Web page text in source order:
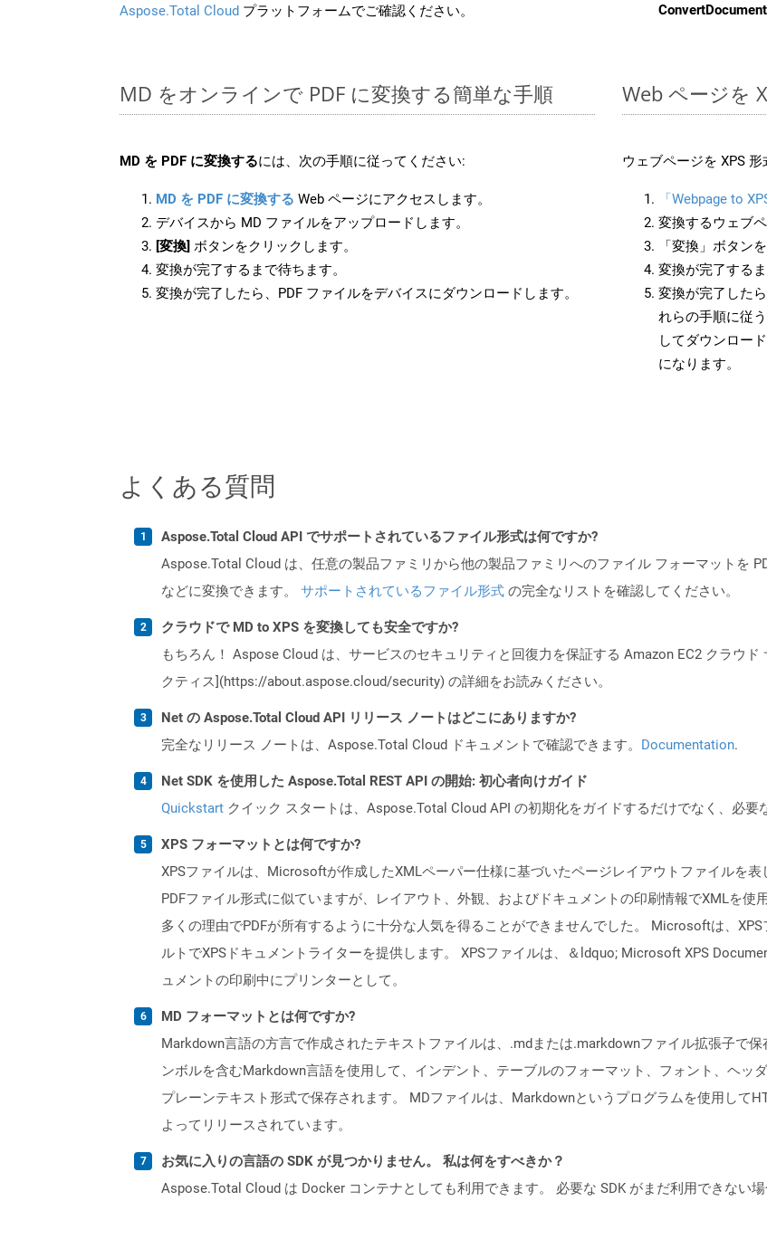
Aspose.Total Cloud プラットフォームでご確認ください。
ConvertDocument
MD をオンラインで PDF に変換する簡単な手順
MD を PDF に変換するには、次の手順に従ってください:
MD を PDF に変換する Web ページにアクセスします。
デバイスから MD ファイルをアップロードします。
[変換] ボタンをクリックします。
変換が完了するまで待ちます。
変換が完了したら、PDF ファイルをデバイスにダウンロードします。
Web ページを
ウェブページを XPS
「Webpage to
変換するウェブ
「変換」ボタン
変換が完了するま
変換が完了した
れらの手順に従
してダウンロー
になります。
よくある質問
Aspose.Total Cloud API でサポートされているファイル形式は何ですか?
Aspose.Total Cloud は、任意の製品ファミリから他の製品ファミリへのファイル フォーマットを
などに変換できます。 サポートされているファイル形式 の完全なリストを確認してください。
クラウドで MD to XPS を変換しても安全ですか?
もちろん！ Aspose Cloud は、サービスのセキュリティと回復力を保証する Amazon EC2 クラウ
クティス](https://about.aspose.cloud/security) の詳細をお読みください。
Net の Aspose.Total Cloud API リリース ノートはどこにありますか?
完全なリリース ノートは、Aspose.Total Cloud ドキュメントで確認できます。 Documentation.
Net SDK を使用した Aspose.Total REST API の開始: 初心者向けガイド
Quickstart クイック スタートは、Aspose.Total Cloud API の初期化をガイドするだけでなく、必要
XPS フォーマットとは何ですか?
XPSファイルは、Microsoftが作成したXMLペーパー仕様に基づいたページレイアウトファイルを表
PDFファイル形式に似ていますが、レイアウト、外観、およびドキュメントの印刷情報でXMLを使
多くの理由でPDFが所有するように十分な人気を得ることができませんでした。 Microsoftは、
ルトでXPSドキュメントライターを提供します。 XPSファイルは、＆ldquo; Microsoft XPS
ュメントの印刷中にプリンターとして。
MD フォーマットとは何ですか?
Markdown言語の方言で作成されたテキストファイルは、.mdまたは.markdownファイル拡張子で
ンボルを含むMarkdown言語を使用して、インデント、テーブルのフォーマット、フォント、ヘッ
プレーンテキスト形式で保存されます。 MDファイルは、Markdownというプログラムを使用して
よってリリースされています。
お気に入りの言語の SDK が見つかりません。 私は何をすべきか？
Aspose.Total Cloud は Docker コンテナとしても利用できます。 必要な SDK がまだ利用できない場